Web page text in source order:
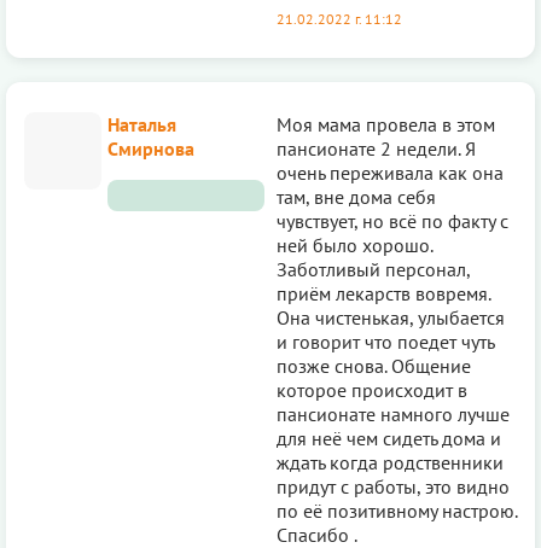
21.02.2022 г. 11:12
Наталья
Смирнова
Моя мама провела в этом
пансионате 2 недели. Я
очень переживала как она
там, вне дома себя
чувствует, но всё по факту с
ней было хорошо.
Заботливый персонал,
приём лекарств вовремя.
Она чистенькая, улыбается
и говорит что поедет чуть
позже снова. Общение
которое происходит в
пансионате намного лучше
для неё чем сидеть дома и
ждать когда родственники
придут с работы, это видно
по её позитивному настрою.
Спасибо .